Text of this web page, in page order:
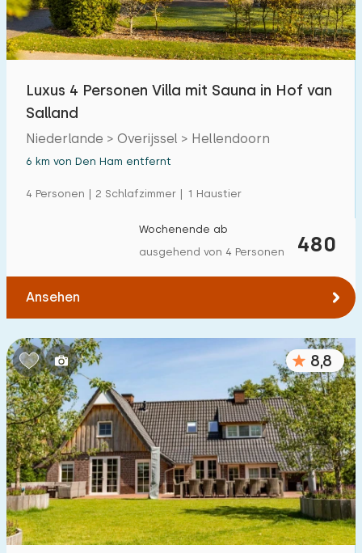
Luxus 4 Personen Villa mit Sauna in Hof van
Salland
Niederlande > Overijssel > Hellendoorn
6 km von Den Ham entfernt
4 Personen | 2 Schlafzimmer | 1 Haustier
480
Wochenende ab
ausgehend von 4 Personen
Ansehen
8,8